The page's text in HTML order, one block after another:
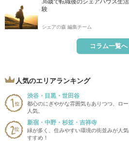
36歳で転職後のシェアハウス生
験
シェアの森 編集チーム
コラム一覧へ
人気のエリアランキング
渋谷・目黒・世田谷
都心のにぎやかな雰囲気もありつつ、ロ
人気。
新宿・中野・杉並・吉祥寺
緑が多く、住みやすい環境の街並みが人
すすめ！